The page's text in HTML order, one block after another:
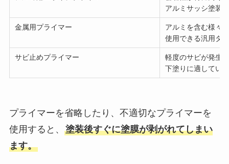
アルミサッシ塗装
金属用プライマー
アルミを含む様々
使用できる汎用タ
サビ止めプライマー
軽度のサビが発生
下塗りに適してい
プライマーを省略したり、不適切なプライマーを
使用すると、 塗装後すぐに塗膜が剥がれてしまい
ます。